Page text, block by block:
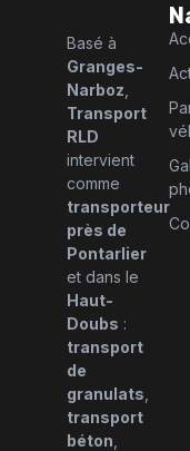
Basé à
Granges-
Narboz
Transport
RLD
intervient
comme
transporteur
près de
Pontarlier
et dans le
Haut-
Doubs :
transport
de
granulats
transport
béton